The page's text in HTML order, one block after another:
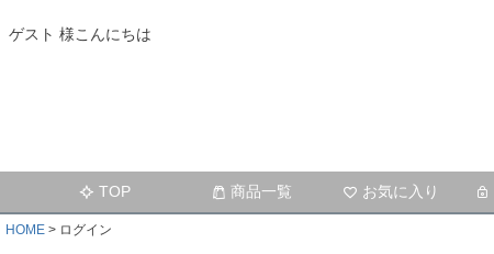
ゲスト 様こんにちは
TOP
商品一覧 お気に入り
HOME ログイン